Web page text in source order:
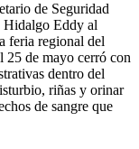
de Seguridad
Hidalgo Eddy al
feria regional del
25 de mayo cerró con
dentro del
riñas y orinar
de sangre que